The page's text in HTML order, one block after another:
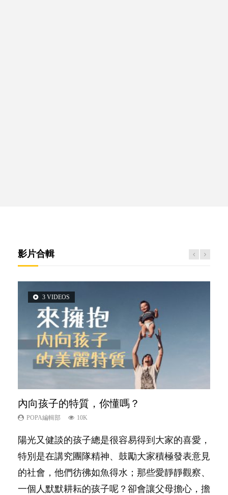
影片合輯
3 VIDEOS
內向孩子的特質，你懂嗎？
POPA編輯部 10K
陽光又健談的孩子總是很容易得到大家的喜愛，
特別是在講究團隊精神、鼓勵大家積極發表意見
的社會，他們彷彿如魚得水；那些愛靜靜觀察、
一個人默默耕耘的孩子呢？卻會讓父母擔心，擔
2 VIDEOS
想孩子學好外語，點做好？
POPA編輯部 9.9K
有人話學多種語言越早開始越好，有人卻說一時
間太多語言，會令孩子感到混淆，到底誰是誰
非？聽聽專家怎樣說，解開語言學習的迷思～...
5 VIDEOS
夫妻必看！經營婚姻，沒捷徑
POPA編輯部 22.9K
你是不是也曾經以為只要跟相愛的人結婚，就自
然能走到白頭，但生了孩子卻發現事情不如你所
料？ 經營婚姻，不如我們想像的簡單，卻也不
是大家說得那麼難。一起來認識婚姻的真相！...
6 VIDEOS
孩子能力天注定？
POPA編輯部 7.9K
很多父母都希望孩子係個「叻仔叻女」，學業別
太差，日常自理井井有條。這樣的孩子是萬中無
一，還是魚與熊掌，不能兼得？...
6 VIDEOS
愛孩子也別忘了愛自己，父母如何關顧自
己的身心靈？
照顧孩子衣食住行、陪同兒女應對功課測驗，還
要陪玩製造親子時間，尚要處理家中雜項要
務……當父母的，有千百個任務要做。可惜，有